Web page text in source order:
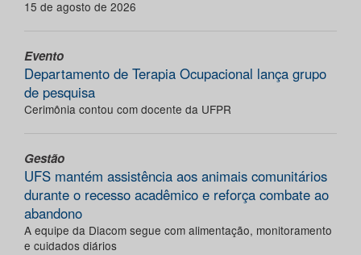
15 de agosto de 2026
Evento
Departamento de Terapia Ocupacional lança grupo
de pesquisa
Cerimônia contou com docente da UFPR
Gestão
UFS mantém assistência aos animais comunitários
durante o recesso acadêmico e reforça combate ao
abandono
A equipe da Diacom segue com alimentação, monitoramento
e cuidados diários